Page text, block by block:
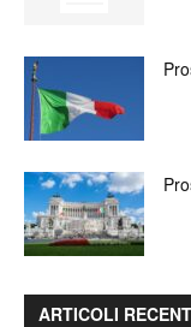
ARTICOLI